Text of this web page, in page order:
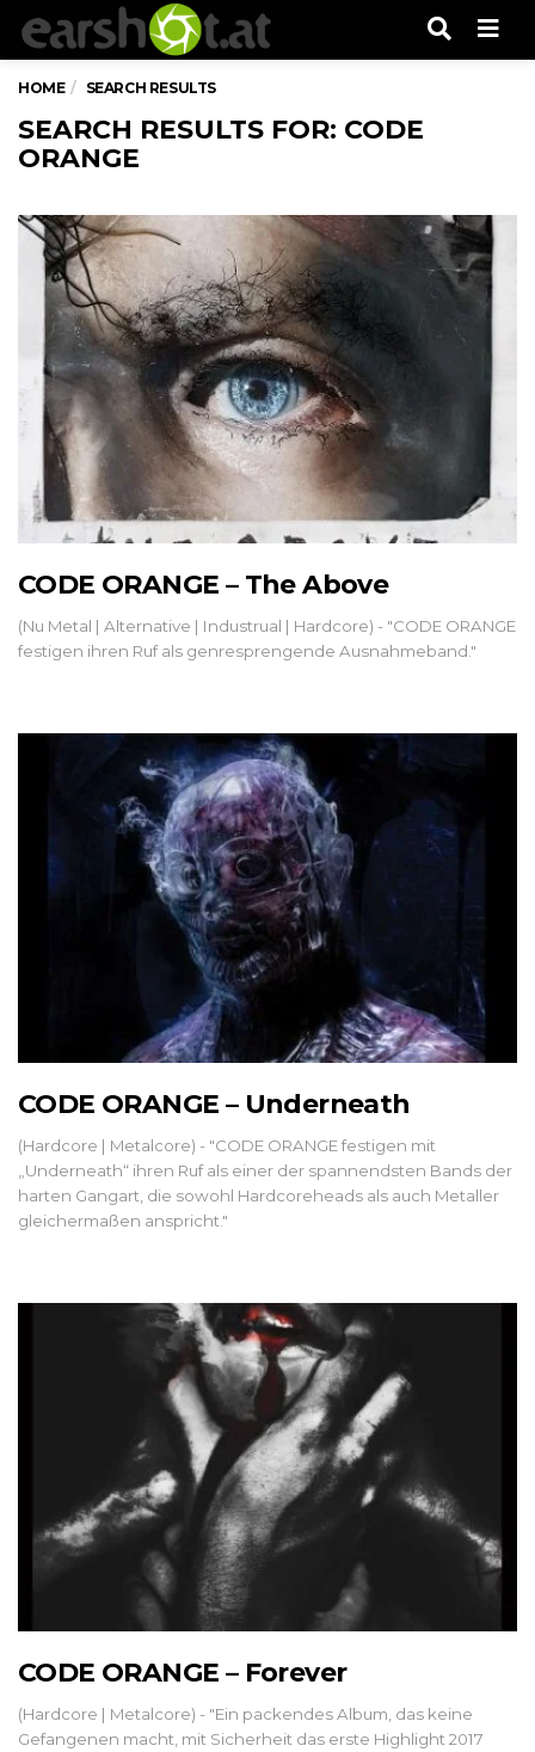
HOME SEARCH RESULTS
SEARCH RESULTS FOR: CODE
ORANGE
CODE ORANGE – The Above
(Nu Metal | Alternative | Industrual | Hardcore) - "CODE ORANGE
festigen ihren Ruf als genresprengende Ausnahmeband."
CODE ORANGE – Underneath
(Hardcore | Metalcore) - "CODE ORANGE festigen mit
„Underneath“ ihren Ruf als einer der spannendsten Bands der
harten Gangart, die sowohl Hardcoreheads als auch Metaller
gleichermaßen anspricht."
CODE ORANGE – Forever
(Hardcore | Metalcore) - "Ein packendes Album, das keine
Gefangenen macht, mit Sicherheit das erste Highlight 2017